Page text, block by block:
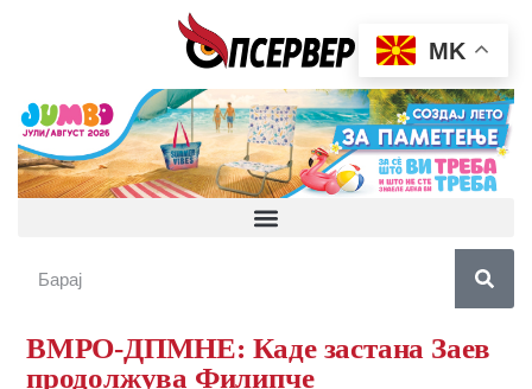
ВМРО-ДПМНЕ: Каде застана Заев
продолжува Филипче
MK